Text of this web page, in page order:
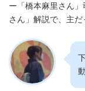
ー「橋本麻里さん
さん」解説で、主だ